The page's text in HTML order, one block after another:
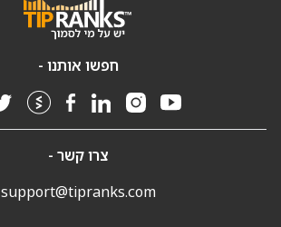
חפשו אותנו -
צרו קשר -
support@tipranks.com